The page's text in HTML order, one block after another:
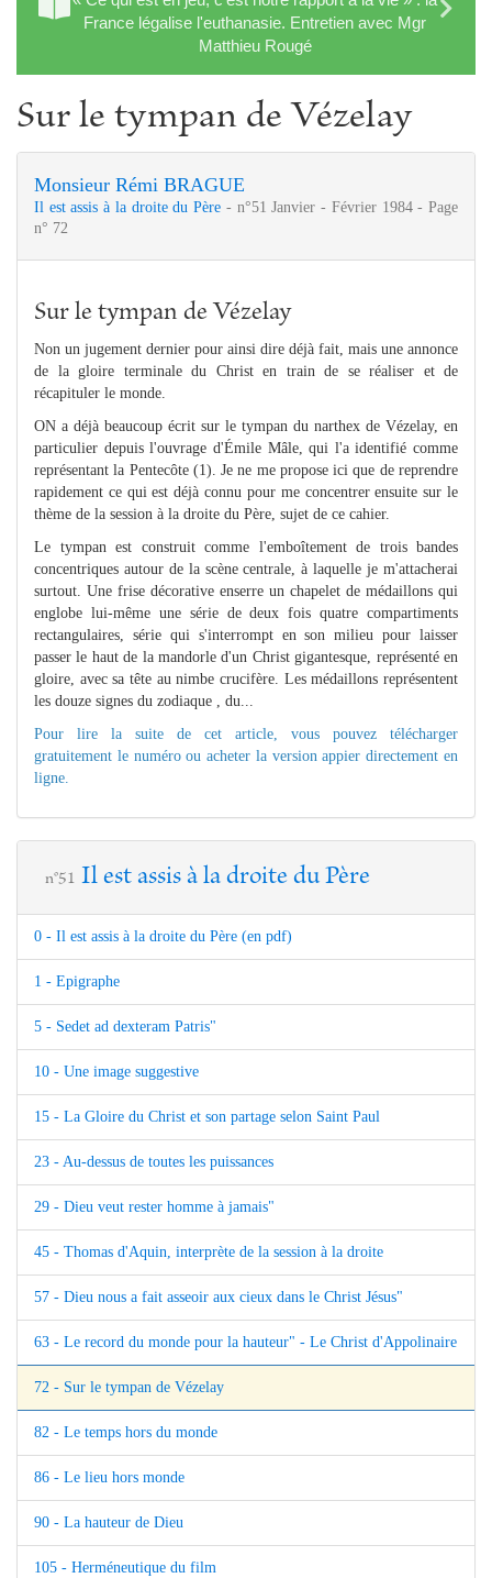
France légalise l'euthanasie. Entretien avec Mgr
Matthieu Rougé
Sur le tympan de Vézelay
Monsieur Rémi BRAGUE
Il est assis à la droite du Père - n°51 Janvier - Février 1984 - Page
n° 72
Sur le tympan de Vézelay
Non un jugement dernier pour ainsi dire déjà fait, mais une annonce
de la gloire terminale du Christ en train de se réaliser et de
récapituler le monde.
ON a déjà beaucoup écrit sur le tympan du narthex de Vézelay, en
particulier depuis l'ouvrage d'Émile Mâle, qui l'a identifié comme
représentant la Pentecôte (1). Je ne me propose ici que de reprendre
rapidement ce qui est déjà connu pour me concentrer ensuite sur le
thème de la session à la droite du Père, sujet de ce cahier.
Le tympan est construit comme l'emboîtement de trois bandes
concentriques autour de la scène centrale, à laquelle je m'attacherai
surtout. Une frise décorative enserre un chapelet de médaillons qui
englobe lui-même une série de deux fois quatre compartiments
rectangulaires, série qui s'interrompt en son milieu pour laisser
passer le haut de la mandorle d'un Christ gigantesque, représenté en
gloire, avec sa tête au nimbe crucifère. Les médaillons représentent
les douze signes du zodiaque , du...
Pour lire la suite de cet article, vous pouvez télécharger
gratuitement le numéro ou acheter la version appier directement en
ligne.
n°51 Il est assis à la droite du Père
0 - Il est assis à la droite du Père (en pdf)
1 - Epigraphe
5 - Sedet ad dexteram Patris"
10 - Une image suggestive
15 - La Gloire du Christ et son partage selon Saint Paul
23 - Au-dessus de toutes les puissances
29 - Dieu veut rester homme à jamais"
45 - Thomas d'Aquin, interprète de la session à la droite
57 - Dieu nous a fait asseoir aux cieux dans le Christ Jésus"
63 - Le record du monde pour la hauteur" - Le Christ d'Appolinaire
72 - Sur le tympan de Vézelay
82 - Le temps hors du monde
86 - Le lieu hors monde
90 - La hauteur de Dieu
105 - Herméneutique du film